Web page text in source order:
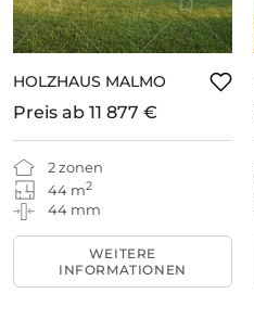
HOLZHAUS MALMO
2 zonen
44 m2
44 mm
Preis ab 11 877 €
WEITERE
INFORMATIONEN